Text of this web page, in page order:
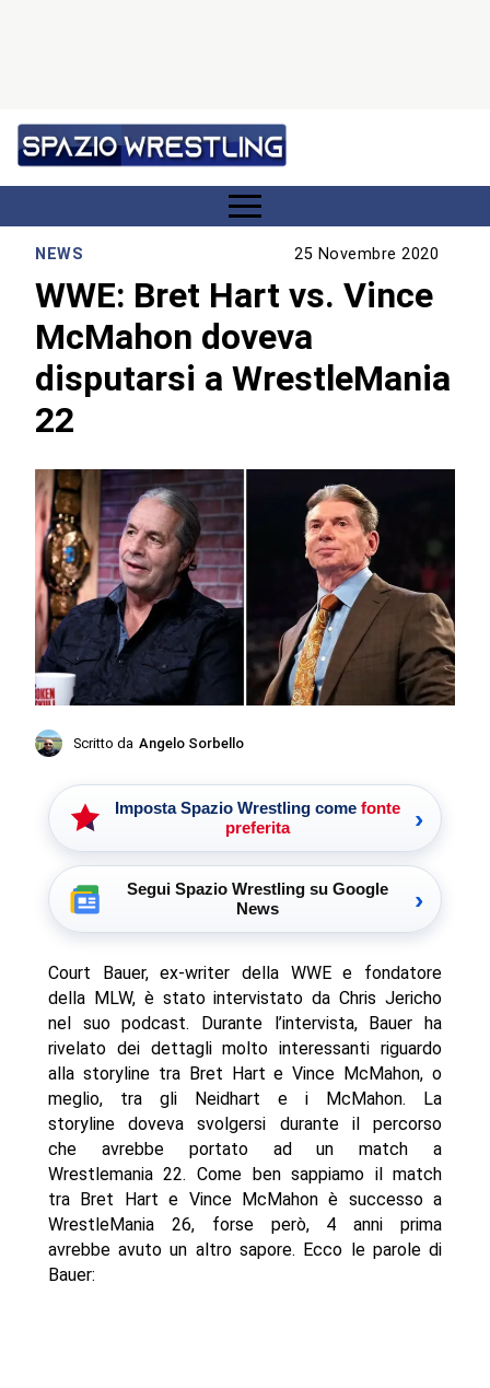
NEWS 25 Novembre 2020
WWE: Bret Hart vs. Vince
McMahon doveva
disputarsi a WrestleMania
22
Scritto da Angelo Sorbello
Imposta Spazio Wrestling come fonte
preferita
›
Segui Spazio Wrestling su Google
News
›
Court Bauer, ex-writer della WWE e fondatore
della MLW, è stato intervistato da Chris Jericho
nel suo podcast. Durante l’intervista, Bauer ha
rivelato dei dettagli molto interessanti riguardo
alla storyline tra Bret Hart e Vince McMahon, o
meglio, tra gli Neidhart e i McMahon. La
storyline doveva svolgersi durante il percorso
che avrebbe portato ad un match a
Wrestlemania 22. Come ben sappiamo il match
tra Bret Hart e Vince McMahon è successo a
WrestleMania 26, forse però, 4 anni prima
avrebbe avuto un altro sapore. Ecco le parole di
Bauer: